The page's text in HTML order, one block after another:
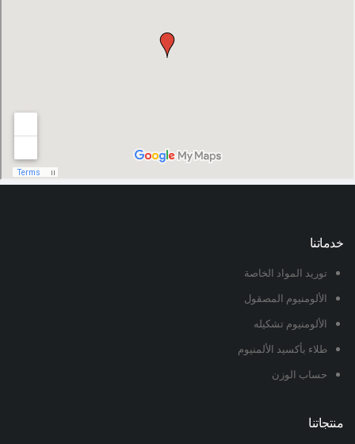
خدماتنا
توريد المواد الخاصة
الألومنيوم المصقول
الألومنيوم تشكيله
طلاء بأكسيد الألمنيوم
حساب الوزن
منتجاتنا